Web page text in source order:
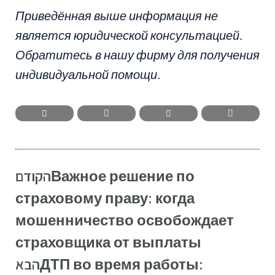
Приведённая выше информация не
является юридической консультацией.
Обратитесь в нашу фирму для получения
индивидуальной помощи.
הקודםВажное решение по
страховому праву: когда
мошенничество освобождает
страховщика от выплаты
הבאДТП во время работы: